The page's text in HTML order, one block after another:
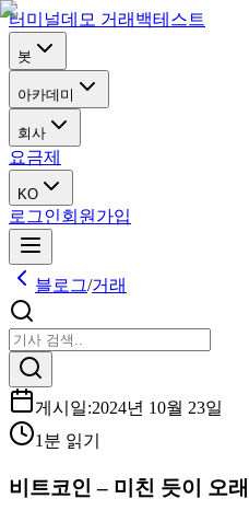
터미널데모 거래 백테스트
봇
아카데미
회사
요금제
KO
로그인회원가입
블로그/거래
게시일:2024년 10월 23일
1분 읽기
비트코인 – 미친 듯이 오